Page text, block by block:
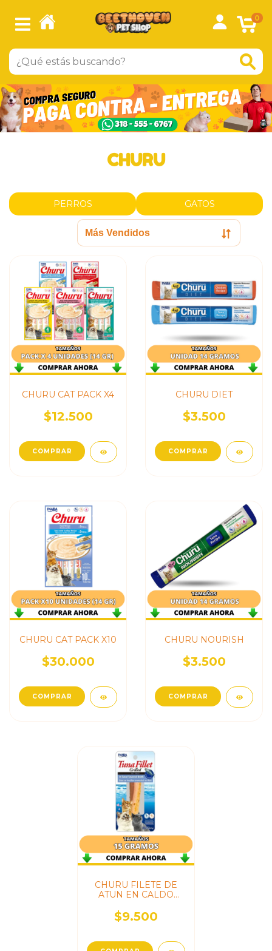
0
CHURU
PERROS GATOS
CHURU CAT PACK X4
$12.500
CHURU DIET
$3.500
CHURU CAT PACK X10
$30.000
CHURU NOURISH
$3.500
CHURU FILETE DE
ATUN EN CALDO
$9.500